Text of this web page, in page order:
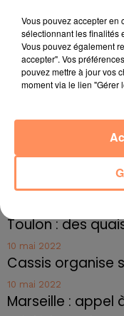
4 juillet 2022
Radio Star Live
27 juin 2022
relation extras
Le cocholed
jusqu'au bout
Toulon : des
10 mai 2022
Cassis organise
10 mai 2022
Marseille : appel
Vous pouvez accepter en
sélectionnant les finalités
Vous pouvez également
accepter". Vos
pouvez mettre à jour vos
moment via le lien "Gérer